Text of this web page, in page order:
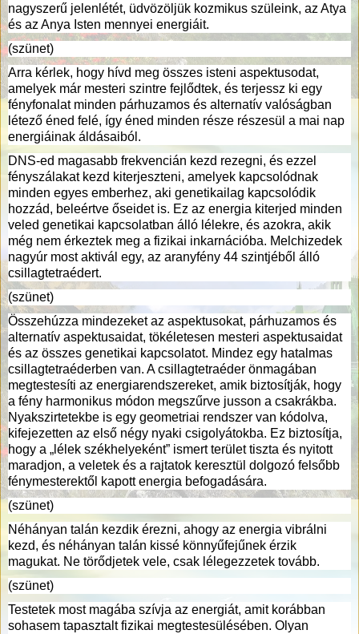
nagyszerű jelenlétét, üdvözöljük kozmikus szüleink, az Atya
és az Anya Isten mennyei energiáit.
(szünet)
Arra kérlek, hogy hívd meg összes isteni aspektusodat,
amelyek már mesteri szintre fejlődtek, és terjessz ki egy
fényfonalat minden párhuzamos és alternatív valóságban
létező éned felé, így éned minden része részesül a mai nap
energiáinak áldásaiból.
DNS-ed magasabb frekvencián kezd rezegni, és ezzel
fényszálakat kezd kiterjeszteni, amelyek kapcsolódnak
minden egyes emberhez, aki genetikailag kapcsolódik
hozzád, beleértve őseidet is. Ez az energia kiterjed minden
veled genetikai kapcsolatban álló lélekre, és azokra, akik
még nem érkeztek meg a fizikai inkarnációba. Melchizedek
nagyúr most aktivál egy, az aranyfény 44 szintjéből álló
csillagtetraédert.
(szünet)
Összehúzza mindezeket az aspektusokat, párhuzamos és
alternatív aspektusaidat, tökéletesen mesteri aspektusaidat
és az összes genetikai kapcsolatot. Mindez egy hatalmas
csillagtetraéderben van. A csillagtetraéder önmagában
megtestesíti az energiarendszereket, amik biztosítják, hogy
a fény harmonikus módon megszűrve jusson a csakrákba.
Nyakszirtetekbe is egy geometriai rendszer van kódolva,
kifejezetten az első négy nyaki csigolyátokba. Ez biztosítja,
hogy a „lélek székhelyeként” ismert terület tiszta és nyitott
maradjon, a veletek és a rajtatok keresztül dolgozó felsőbb
fénymesterektől kapott energia befogadására.
(szünet)
Néhányan talán kezdik érezni, ahogy az energia vibrálni
kezd, és néhányan talán kissé könnyűfejűnek érzik
magukat. Ne törődjetek vele, csak lélegezzetek tovább.
(szünet)
Testetek most magába szívja az energiát, amit korábban
sohasem tapasztalt fizikai megtestesülésében. Olyan